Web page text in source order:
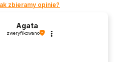
zbieramy opinie?
Agata
zweryfikowano